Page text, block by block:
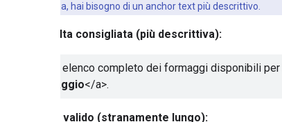
essere la pagina, hai bisogno di un anchor text più descrittivo.
Scelta consigliata (più descrittiva):
Per un elenco completo dei formaggi disponibili
formaggio</a>.
Non valido (stranamente lungo):